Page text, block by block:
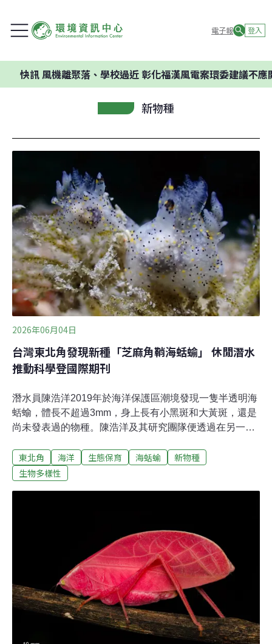
電子報 登入
風機離聚落、學校過近 彰化福漢風電案環委建議不應開發
新物種
2026年06月04日
台灣東北角發現新種「芝麻角鞘海蛞蝓」 休閒潛水
推動科學登國際期刊
潛水員陳浩洋2019年於海洋保護區潮境發現一隻半透明海
蛞蝓，體長不超過3mm，身上長有小黑斑和大黃斑，還是
尚未發表過的物種。陳浩洋及其研究團隊便透過在另一個
DNA排序分析，證實為角鞘海蛞蝓屬第九個新物種。相關
論文已發表於國際期刊 《ZooKeys》。陳浩洋向《環境資
研究所、國立自然科學博物館、國立台北教育大學自然科
學教育學系，於5月共同發表新物種「芝麻角鞘海蛞蝓」
（Thecacera sesama）。
東北角 海洋 生態保育 海蛞蝓
新物種
生物多樣性